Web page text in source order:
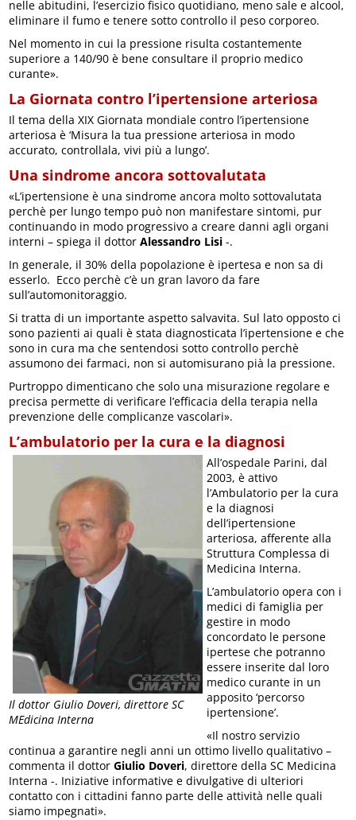
nelle abitudini, l’esercizio fisico quotidiano, meno sale e alcool,
eliminare il fumo e tenere sotto controllo il peso corporeo.
Nel momento in cui la pressione risulta costantemente
superiore a 140/90 è bene consultare il proprio medico
curante».
La Giornata contro l’ipertensione arteriosa
Il tema della XIX Giornata mondiale contro l’ipertensione
arteriosa è ‘Misura la tua pressione arteriosa in modo
accurato, controllala, vivi più a lungo’.
Una sindrome ancora sottovalutata
«L’ipertensione è una sindrome ancora molto sottovalutata
perchè per lungo tempo può non manifestare sintomi, pur
continuando in modo progressivo a creare danni agli organi
interni – spiega il dottorAlessandro Lisi -.
In generale, il 30% della popolazione è ipertesa e non sa di
esserlo. Ecco perchè c’è un gran lavoro da fare
sull’automonitoraggio.
Si tratta di un importante aspetto salvavita. Sul lato opposto ci
sono pazienti ai quali è stata diagnosticata l’ipertensione e che
sono in cura ma che sentendosi sotto controllo perchè
assumono dei farmaci, non si automisurano pià la pressione.
Purtroppo dimenticano che solo una misurazione regolare e
precisa permette di verificare l’efficacia della terapia nella
prevenzione delle complicanze vascolari».
L’ambulatorio per la cura e la diagnosi
Il dottor Giulio Doveri, direttore SC
MEdicina Interna
All’ospedale Parini, dal
2003, è attivo
l’Ambulatorio per la cura
e la diagnosi
dell’ipertensione
arteriosa, afferente alla
Struttura Complessa di
Medicina Interna.
L’ambulatorio opera con i
medici di famiglia per
gestire in modo
concordato le persone
ipertese che potranno
essere inserite dal loro
medico curante in un
apposito ‘percorso
ipertensione’.
«Il nostro servizio
continua a garantire negli anni un ottimo livello qualitativo –
commenta il dottorGiulio Doveri, direttore della SC Medicina
Interna -. Iniziative informative e divulgative di ulteriori
contatto con i cittadini fanno parte delle attività nelle quali
siamo impegnati».